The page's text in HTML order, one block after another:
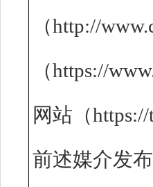
（http://
（https://
网站（
前述媒介发